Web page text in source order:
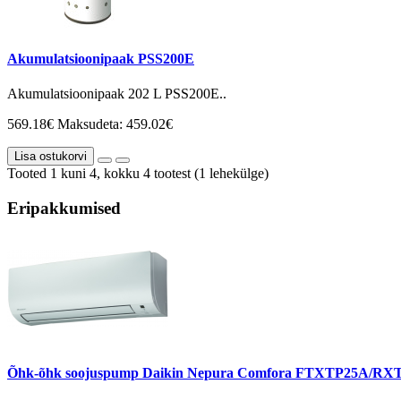
Akumulatsioonipaak PSS200E
Akumulatsioonipaak 202 L PSS200E..
569.18€ Maksudeta: 459.02€
Lisa ostukorvi
Tooted 1 kuni 4, kokku 4 tootest (1 lehekülge)
Eripakkumised
Õhk-õhk soojuspump Daikin Nepura Comfora FTXTP25A/